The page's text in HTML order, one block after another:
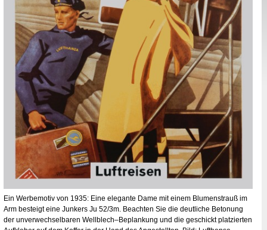
Ein Werbemotiv von 1935: Eine elegante Dame mit einem Blumenstrauß im
Arm besteigt eine Junkers Ju 52/3m. Beachten Sie die deutliche Betonung
der unverwechselbaren Wellblech–Beplankung und die geschickt platzierten